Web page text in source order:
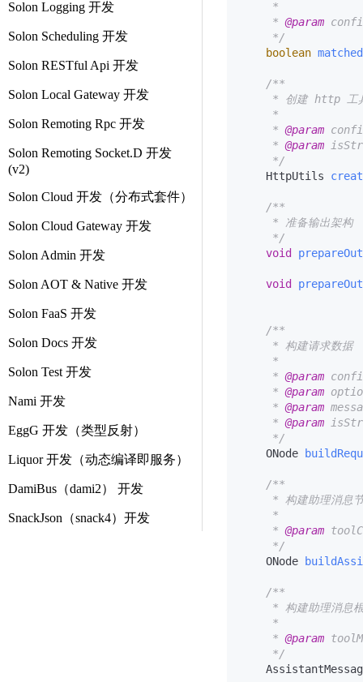
Solon Logging 开发
Solon Scheduling 开发
Solon RESTful Api 开发
Solon Local Gateway 开发
Solon Remoting Rpc 开发
Solon Remoting Socket.D 开发
(v2)
Solon Cloud 开发（分布式套件）
Solon Cloud Gateway 开发
Solon Admin 开发
Solon AOT & Native 开发
Solon FaaS 开发
Solon Docs 开发
Solon Test 开发
Nami 开发
EggG 开发（类型反射）
Liquor 开发（动态编译即服务）
DamiBus（dami2） 开发
SnackJson（snack4）开发
     *
     *
@param
     */
boolean matched
/**
* 创建 http 工
     *
     *
@param
     *
@param
     */
    HttpUtils
/**
     * 准备输出架构
     */
void
void
/**
     * 构建请求数据
     *
     *
@param
     *
@param
     *
@param
     *
@param
     */
    ONode
/**
* 构建助理消息
     *
     *
@param
     */
    ONode
/**
* 构建助理消息
     *
     *
@param
     */